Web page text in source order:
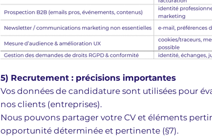
5) Recrutement : précisions importantes
Vos données de candidature sont utilisées pour
nos clients (entreprises).
Nous pouvons partager votre CV et éléments
opportunité déterminée et pertinente (§7).